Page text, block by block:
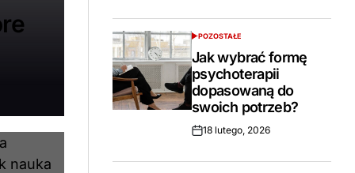
POSTED
IN
POZOSTAŁE
Jak wybrać formę
psychoterapii
dopasowaną do
swoich potrzeb?
Opublikowano
18 lutego, 2026